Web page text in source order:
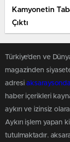
Kamyonetin
Çıktı
Türkiye'den ve
magazinden
adresi
haber içerikleri
aykırı ve izinsiz
Aykırı işlem yapan
tutulmaktadır.